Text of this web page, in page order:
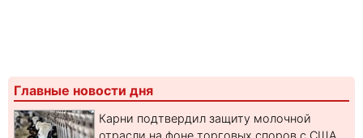
Главные новости дня
Карни подтвердил защиту молочной
отрасли на фоне торговых споров с США